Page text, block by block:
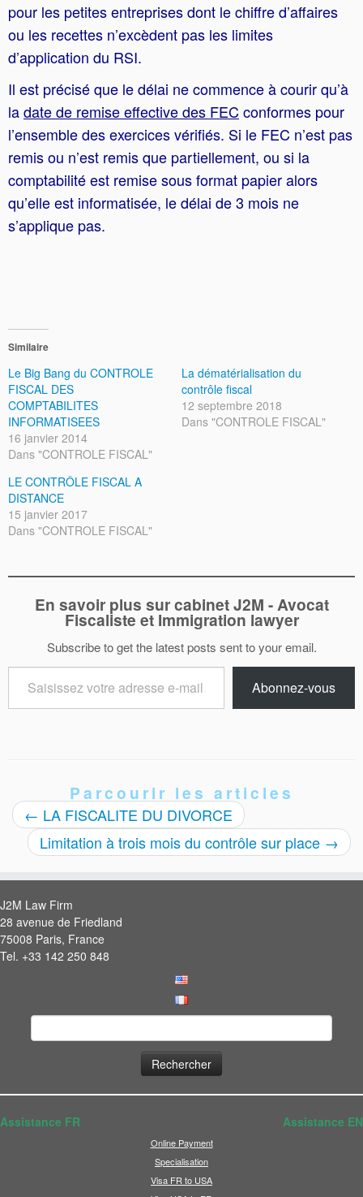
pour les petites entreprises dont le chiffre d’affaires
ou les recettes n’excèdent pas les limites
d’application du RSI.
Il est précisé que le délai ne commence à courir qu’à
ladate de remise effective des FEC conformes pour
l’ensemble des exercices vérifiés. Si le FEC n’est pas
remis ou n’est remis que partiellement, ou si la
comptabilité est remise sous format papier alors
qu’elle est informatisée, le délai de 3 mois ne
s’applique pas.
Similaire
Le Big Bang du CONTROLE
FISCAL DES
COMPTABILITES
INFORMATISEES
16 janvier 2014
Dans "CONTROLE FISCAL"
La dématérialisation du
contrôle fiscal
12 septembre 2018
Dans "CONTROLE FISCAL"
LE CONTRÔLE FISCAL A
DISTANCE
15 janvier 2017
Dans "CONTROLE FISCAL"
En savoir plus sur cabinet J2M - Avocat
Fiscaliste et Immigration lawyer
Subscribe to get the latest posts sent to your email.
votre
adresse
Abonnez-vous
Parcourir les articles
← LA FISCALITE DU DIVORCE
Limitation à trois mois du contrôle sur place →
J2M Law Firm
28 avenue de Friedland
75008 Paris, France
Tel. +33 142 250 848
Assistance FR Assistance EN
Online Payment
Specialisation
Visa FR to USA